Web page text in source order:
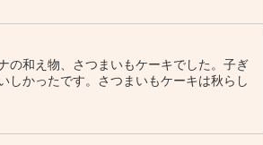
の和え物、さつまいもケーキでした。子ぎ
しかったです。さつまいもケーキは秋らし